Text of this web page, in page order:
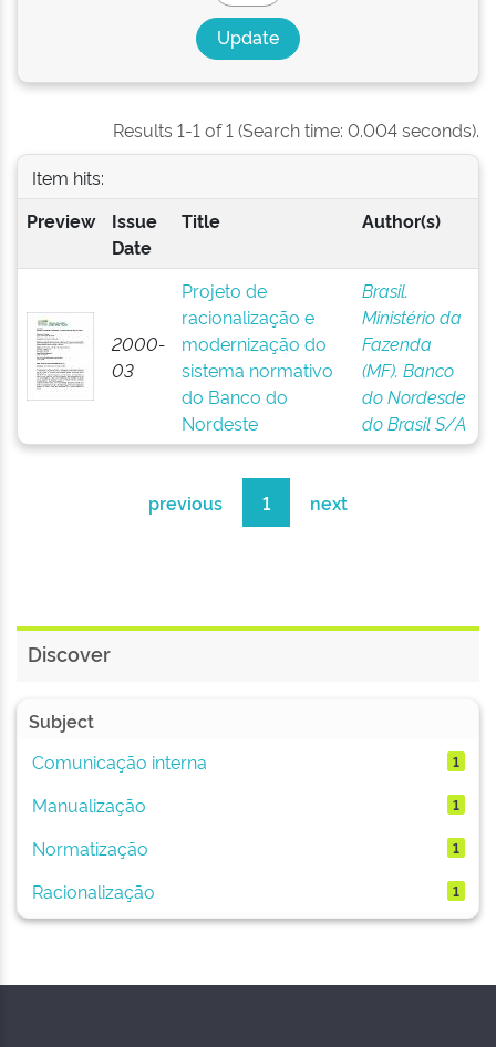
Results 1-1 of 1 (Search time: 0.004 seconds).
Item hits:
Preview
Issue
Date
Title Author(s)
2000-
03
Projeto de
racionalização e
modernização do
sistema normativo
do Banco do
Nordeste
Brasil.
Ministério da
Fazenda
(MF). Banco
do Nordesde
do Brasil S/A
previous 1 next
Discover
Subject
Comunicação interna
1
Manualização 1
Normatização 1
Racionalização 1